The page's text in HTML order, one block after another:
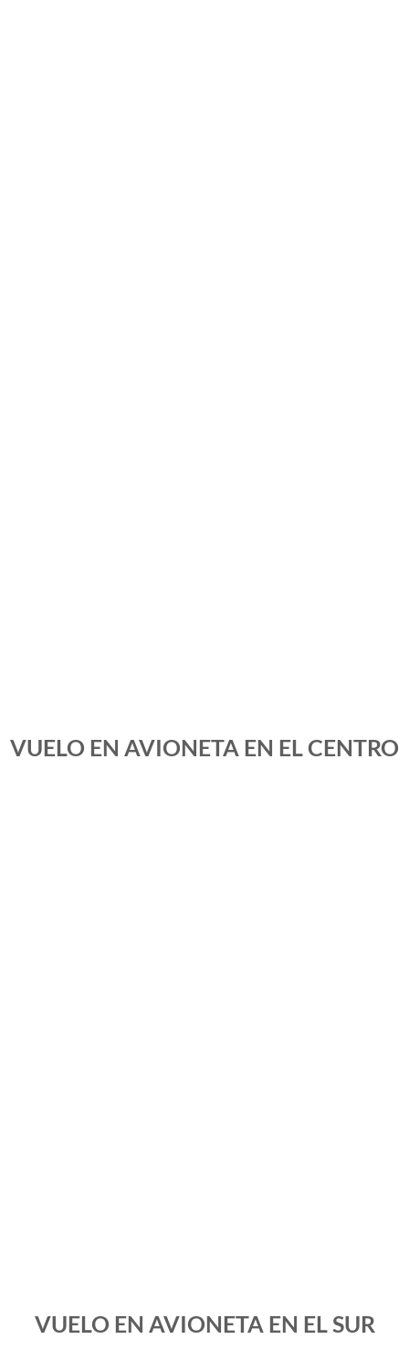
VUELO EN AVIONETA EN EL CENTRO
VUELO EN AVIONETA EN EL SUR